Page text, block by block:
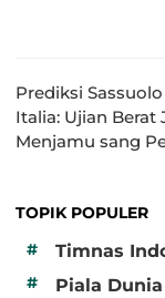
Prediksi
Italia: Ujian Berat
Menjamu sang
TOPIK POPULER
#
Timnas
# Piala Dunia